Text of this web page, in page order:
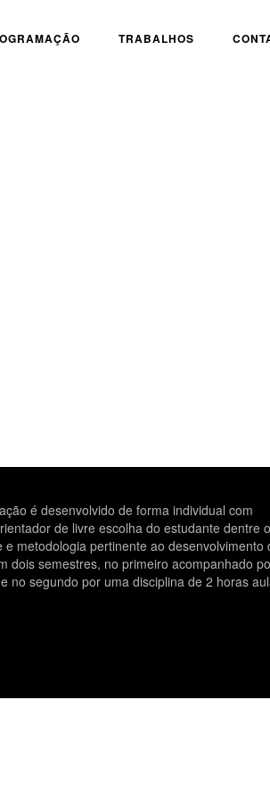
TRABALHOS
é desenvolvido de forma individual com
de livre escolha do estudante dentre
metodologia pertinente ao desenvolvimento
dois semestres, no primeiro acompanhado
no segundo por uma disciplina de 2 horas